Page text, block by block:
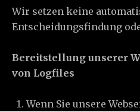
Wir setzen keine
Entscheidungsfindung
Bereitstellung unserer
von Logfiles
Wenn Sie unsere